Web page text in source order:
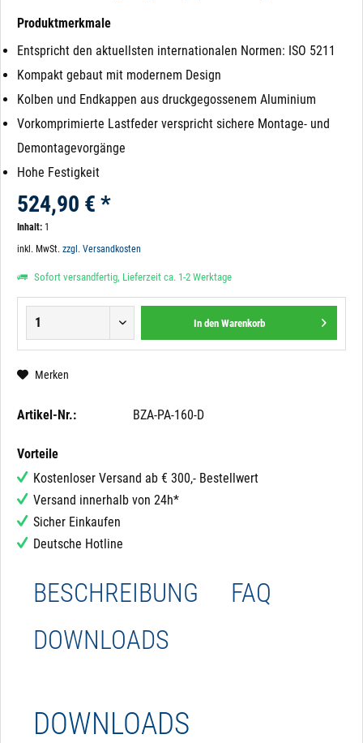
Produktmerkmale
Entspricht den aktuellsten internationalen Normen: ISO 5211
Kompakt gebaut mit modernem Design
Kolben und Endkappen aus druckgegossenem Aluminium
Vorkomprimierte Lastfeder verspricht sichere Montage- und
Demontagevorgänge
Hohe Festigkeit
524,90 € *
Inhalt: 1
inkl. MwSt. zzgl. Versandkosten
Sofort versandfertig, Lieferzeit ca. 1-2 Werktage
In den Warenkorb
Merken
Artikel-Nr.: BZA-PA-160-D
Vorteile
Kostenloser Versand ab € 300,- Bestellwert
Versand innerhalb von 24h*
Sicher Einkaufen
Deutsche Hotline
BESCHREIBUNG
FAQ
DOWNLOADS
DOWNLOADS